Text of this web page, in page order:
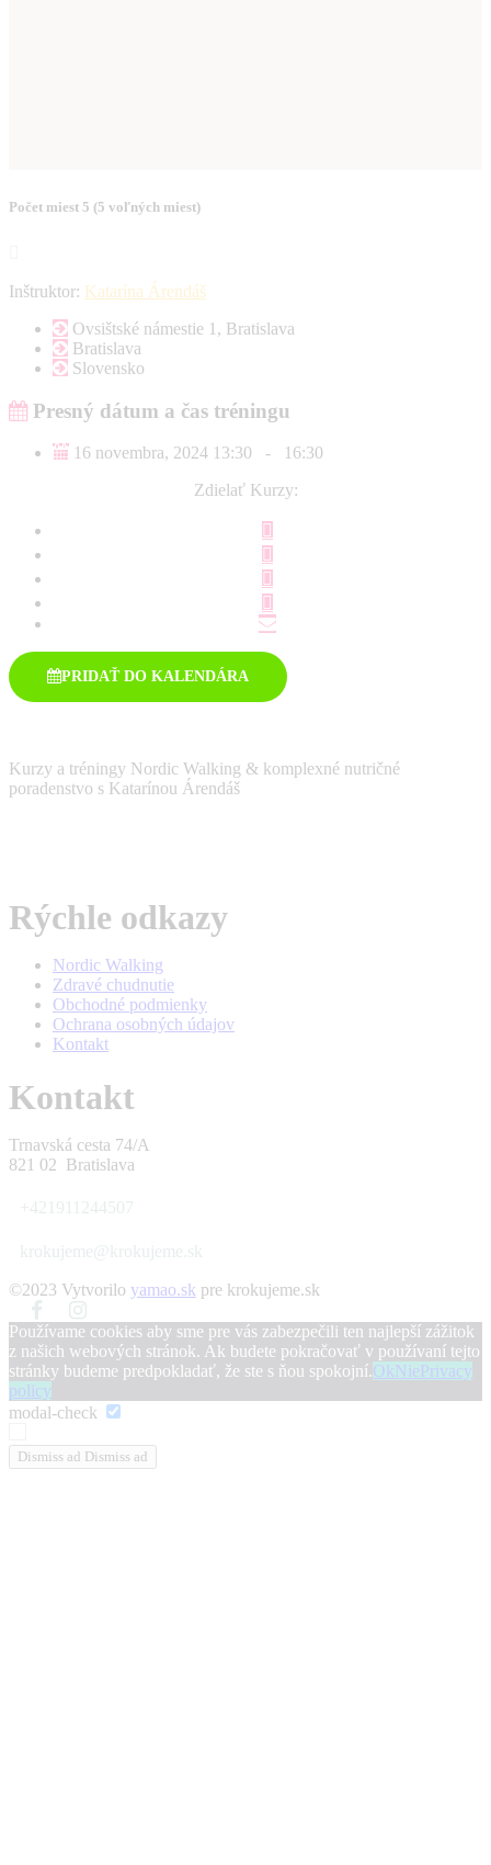
Počet miest 5 (5 voľných miest)
Inštruktor: Katarína Árendáš
Ovsištské námestie 1, Bratislava
Bratislava
Slovensko
Presný dátum a čas tréningu
16 novembra, 2024 13:30 -
16:30
Zdielať Kurzy:
PRIDAŤ DO KALENDÁRA
Kurzy a tréningy Nordic Walking & komplexné nutričné
poradenstvo s Katarínou Árendáš
Rýchle odkazy
Nordic Walking
Zdravé chudnutie
Obchodné podmienky
Ochrana osobných údajov
Kontakt
Kontakt
Trnavská cesta 74/A
821 02 Bratislava
+421911244507
krokujeme@krokujeme.sk
©2023 Vytvorilo yamao.sk pre krokujeme.sk
Používame cookies aby sme pre vás zabezpečili ten najlepší zážitok
z našich webových stránok. Ak budete pokračovať v používaní tejto
stránky budeme predpokladať, že ste s ňou spokojní.OkNiePrivacy
policy
modal-check
Dismiss ad Dismiss ad